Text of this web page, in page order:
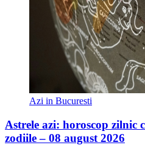
Azi in Bucuresti
Astrele azi: horoscop zilnic
zodiile – 08 august 2026